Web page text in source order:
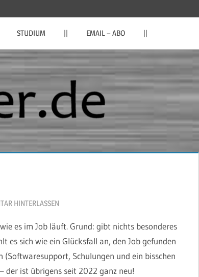
STUDIUM || EMAIL – ABO ||
HINTERLASSEN
es im Job läuft. Grund: gibt nichts besonderes
es sich wie ein Glücksfall an, den Job gefunden
(Softwaresupport, Schulungen und ein bisschen
ist übrigens seit 2022 ganz neu!